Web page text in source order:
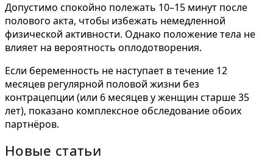
Допустимо спокойно полежать 10–15 минут после
полового акта, чтобы избежать немедленной
физической активности. Однако положение тела не
влияет на вероятность оплодотворения.
Если беременность не наступает в течение 12
месяцев регулярной половой жизни без
контрацепции (или 6 месяцев у женщин старше 35
лет), показано комплексное обследование обоих
партнёров.
Новые статьи